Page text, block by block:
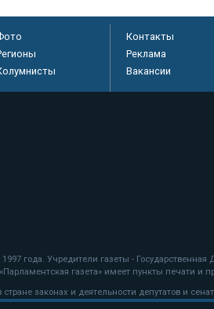
Контакты
Реклама
Вакансии
года. Учредители газеты -
газета» имеет пункты печати и
законах и деятельности депутатов и